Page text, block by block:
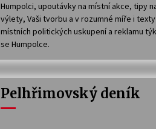
Humpolci, upoutávky na místní akce, tipy
výlety, Vaši tvorbu a v rozumné míře i texty
místních politických uskupení a reklamu
se Humpolce.
Pelhřimovský deník